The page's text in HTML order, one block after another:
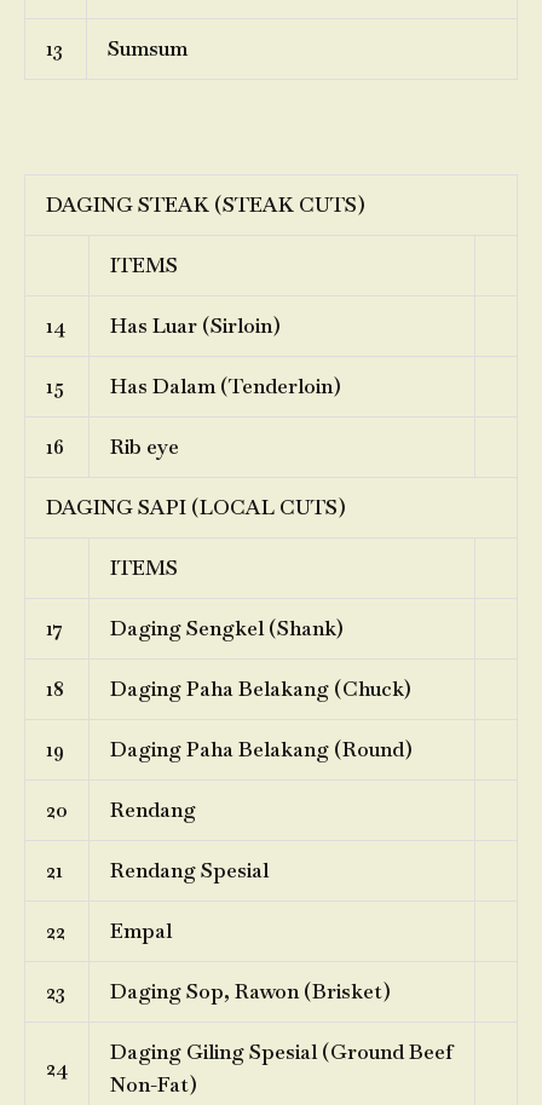
13 Sumsum
DAGING STEAK (STEAK CUTS)
ITEMS
14 Has Luar (Sirloin)
15 Has Dalam (Tenderloin)
16 Rib eye
DAGING SAPI (LOCAL CUTS)
ITEMS
17 Daging Sengkel (Shank)
18 Daging Paha Belakang (Chuck)
19 Daging Paha Belakang (Round)
20 Rendang
21 Rendang Spesial
22 Empal
23 Daging Sop, Rawon (Brisket)
24
Daging Giling Spesial (Ground Beef
Non-Fat)